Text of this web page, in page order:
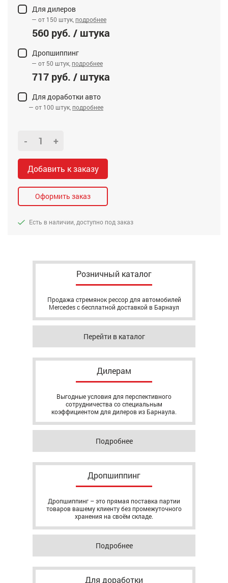
Для дилеров
— от 150 штук, подробнее
560 руб. / штука
Дропшиппинг
— от 50 штук, подробнее
717 руб. / штука
Для доработки авто
— от 100 штук, подробнее
- +
Добавить к заказу
Оформить заказ
Есть в наличии, доступно под заказ
Розничный каталог
Продажа стремянок рессор для автомобилей
Mercedes с бесплатной доставкой в Барнаул
Перейти в каталог
Дилерам
Выгодные условия для перспективного
сотрудничества со специальным
коэффициентом для дилеров из Барнаула.
Подробнее
Дропшиппинг
Дропшиппинг – это прямая поставка партии
товаров вашему клиенту без промежуточного
хранения на своём складе.
Подробнее
Для доработки